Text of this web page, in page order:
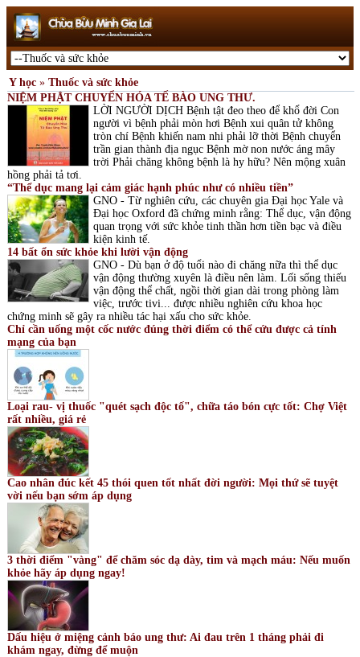
Y học » Thuốc và sức khỏe
NIỆM PHẬT CHUYỂN HÓA TẾ BÀO UNG THƯ.
LỜI NGƯỜI DỊCH Bệnh tật đeo theo để khổ đời Con
người vì bệnh phải mòn hơi Bệnh xui quân tử không
tròn chí Bệnh khiến nam nhi phải lỡ thời Bệnh chuyển
trần gian thành địa ngục Bệnh mờ non nước áng mây
trời Phải chăng không bệnh là hy hữu? Nên mộng xuân
hồng phải tả tơi.
“Thể dục mang lại cảm giác hạnh phúc như có nhiều tiền”
GNO - Từ nghiên cứu, các chuyên gia Đại học Yale và
Đại học Oxford đã chứng minh rằng: Thể dục, vận động
quan trọng với sức khỏe tinh thần hơn tiền bạc và điều
kiện kinh tế.
14 bất ổn sức khỏe khi lười vận động
GNO - Dù bạn ở độ tuổi nào đi chăng nữa thì thể dục
vận động thường xuyên là điều nên làm. Lối sống thiếu
vận động thể chất, ngồi thời gian dài trong phòng làm
việc, trước tivi... được nhiều nghiên cứu khoa học
chứng minh sẽ gây ra nhiều tác hại xấu cho sức khỏe.
Chỉ cần uống một cốc nước đúng thời điểm có thể cứu được cả tính
mạng của bạn
Loại rau- vị thuốc "quét sạch độc tố", chữa táo bón cực tốt: Chợ Việt
rất nhiều, giá rẻ
Cao nhân đúc kết 45 thói quen tốt nhất đời người: Mọi thứ sẽ tuyệt
vời nếu bạn sớm áp dụng
3 thời điểm "vàng" để chăm sóc dạ dày, tim và mạch máu: Nếu muốn
khỏe hãy áp dụng ngay!
Dấu hiệu ở miệng cảnh báo ung thư: Ai đau trên 1 tháng phải đi
khám ngay, đừng để muộn